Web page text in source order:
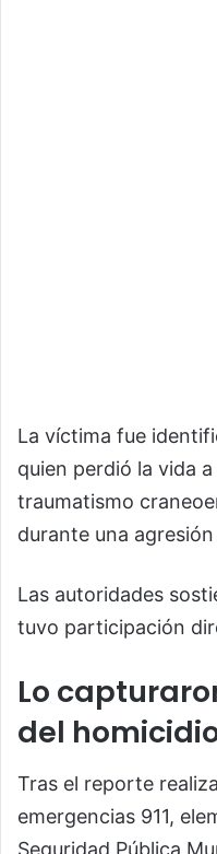
La víctima fue
quien perdió la vida
traumatismo
durante una
Las autoridades
tuvo participación
Lo
del
Tras el reporte
emergencias 911,
Seguridad Pública